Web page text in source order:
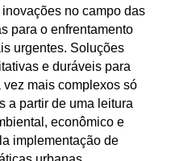
no campo das
para o enfrentamento
urgentes. Soluções
e duráveis para
mais complexos só
a partir de uma leitura
econômico e
implementação de